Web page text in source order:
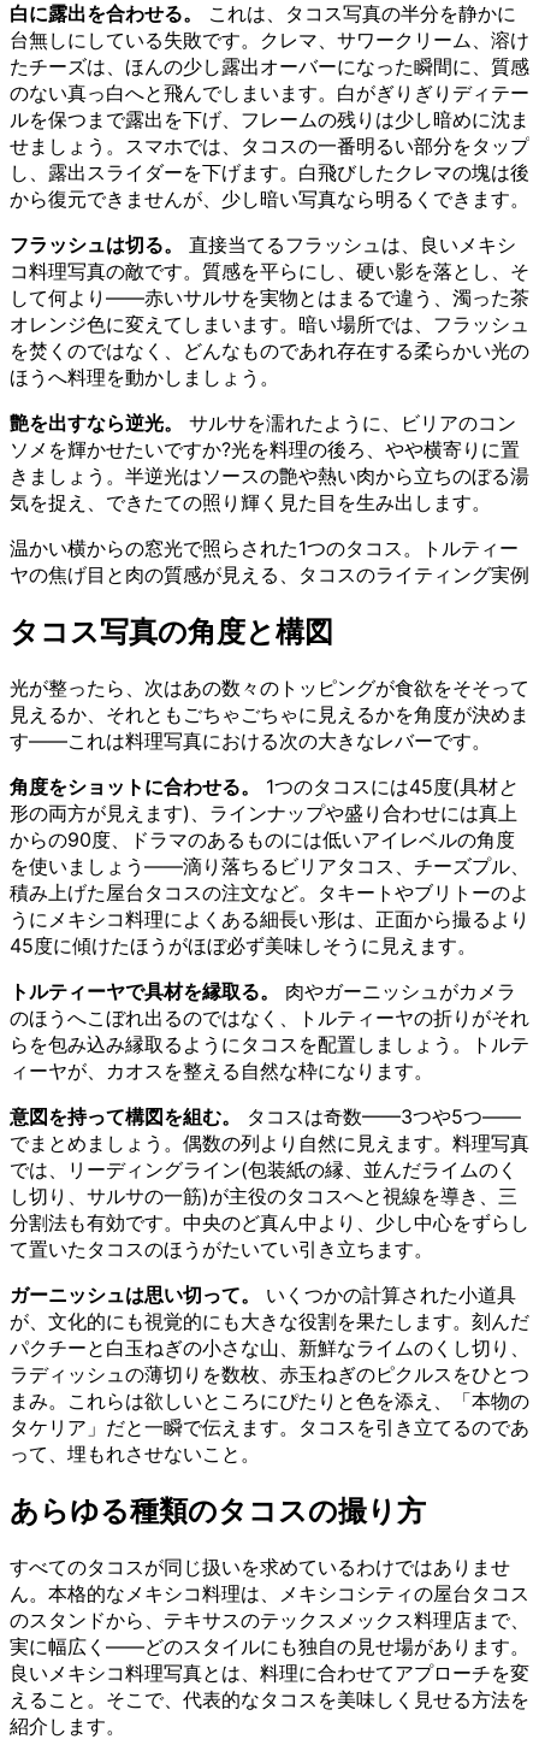
白に露出を合わせる。
これは、タコス写真の半分を静かに
台無しにしている失敗です。クレマ、サワークリーム、溶け
たチーズは、ほんの少し露出オーバーになった瞬間に、質感
のない真っ白へと飛んでしまいます。白がぎりぎりディテー
ルを保つまで露出を下げ、フレームの残りは少し暗めに沈ま
せましょう。スマホでは、タコスの一番明るい部分をタップ
し、露出スライダーを下げます。白飛びしたクレマの塊は後
から復元できませんが、少し暗い写真なら明るくできます。
フラッシュは切る。
直接当てるフラッシュは、良いメキシ
コ料理写真の敵です。質感を平らにし、硬い影を落とし、そ
して何より——赤いサルサを実物とはまるで違う、濁った茶
オレンジ色に変えてしまいます。暗い場所では、フラッシュ
を焚くのではなく、どんなものであれ存在する柔らかい光の
ほうへ料理を動かしましょう。
艶を出すなら逆光。
サルサを濡れたように、ビリアのコン
ソメを輝かせたいですか?光を料理の後ろ、やや横寄りに置
きましょう。半逆光はソースの艶や熱い肉から立ちのぼる湯
気を捉え、できたての照り輝く見た目を生み出します。
温かい横からの窓光で照らされた1つのタコス。トルティー
ヤの焦げ目と肉の質感が見える、タコスのライティング実例
タコス写真の角度と構図
光が整ったら、次はあの数々のトッピングが食欲をそそって
見えるか、それともごちゃごちゃに見えるかを角度が決めま
す——これは料理写真における次の大きなレバーです。
角度をショットに合わせる。
1つのタコスには45度(具材と
形の両方が見えます)、ラインナップや盛り合わせには真上
からの90度、ドラマのあるものには低いアイレベルの角度
を使いましょう——滴り落ちるビリアタコス、チーズプル、
積み上げた屋台タコスの注文など。タキートやブリトーのよ
うにメキシコ料理によくある細長い形は、正面から撮るより
45度に傾けたほうがほぼ必ず美味しそうに見えます。
トルティーヤで具材を縁取る。
肉やガーニッシュがカメラ
のほうへこぼれ出るのではなく、トルティーヤの折りがそれ
らを包み込み縁取るようにタコスを配置しましょう。トルテ
ィーヤが、カオスを整える自然な枠になります。
意図を持って構図を組む。
タコスは奇数——3つや5つ——
でまとめましょう。偶数の列より自然に見えます。料理写真
では、リーディングライン(包装紙の縁、並んだライムのく
し切り、サルサの一筋)が主役のタコスへと視線を導き、三
分割法も有効です。中央のど真ん中より、少し中心をずらし
て置いたタコスのほうがたいてい引き立ちます。
ガーニッシュは思い切って。
いくつかの計算された小道具
が、文化的にも視覚的にも大きな役割を果たします。刻んだ
パクチーと白玉ねぎの小さな山、新鮮なライムのくし切り、
ラディッシュの薄切りを数枚、赤玉ねぎのピクルスをひとつ
まみ。これらは欲しいところにぴたりと色を添え、「本物の
タケリア」だと一瞬で伝えます。タコスを引き立てるのであ
って、埋もれさせないこと。
あらゆる種類のタコスの撮り方
すべてのタコスが同じ扱いを求めているわけではありませ
ん。本格的なメキシコ料理は、メキシコシティの屋台タコス
のスタンドから、テキサスのテックスメックス料理店まで、
実に幅広く——どのスタイルにも独自の見せ場があります。
良いメキシコ料理写真とは、料理に合わせてアプローチを変
えること。そこで、代表的なタコスを美味しく見せる方法を
紹介します。